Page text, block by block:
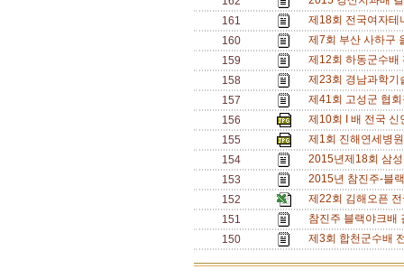
161
제18회 전국여자
160
제7회 부산 사하구
159
제12회 하동군수
158
제23회 경남과학
157
제41회 고성군 협
156
제10회 I 배 전국
155
제1회 진해연세병
154
2015년제18회 삼
153
2015년 참진주-블
152
제22회 김해오픈
151
참진주 블랙야크배
150
제3회 합천군수배